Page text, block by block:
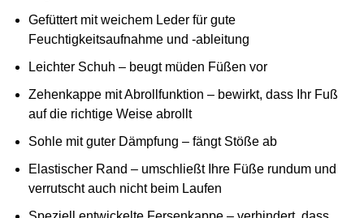
Gefüttert mit weichem Leder für gute
Feuchtigkeitsaufnahme und -ableitung
Leichter Schuh – beugt müden Füßen vor
Zehenkappe mit Abrollfunktion – bewirkt, dass Ihr Fuß
auf die richtige Weise abrollt
Sohle mit guter Dämpfung – fängt Stöße ab
Elastischer Rand – umschließt Ihre Füße rundum und
verrutscht auch nicht beim Laufen